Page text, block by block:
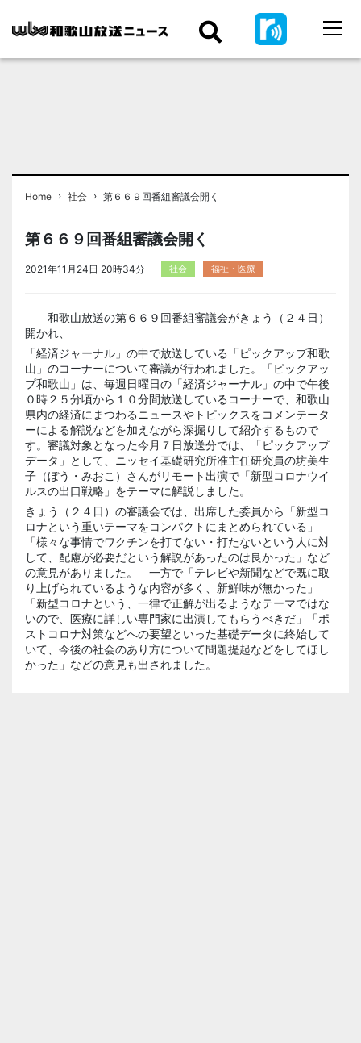
Home › 社会 › 第６６９回番組審議会開く
第６６９回番組審議会開く
2021年11月24日 20時34分 社会 福祉・医療
和歌山放送の第６６９回番組審議会がきょう（２４日）
開かれ、
「経済ジャーナル」の中で放送している「ピックアップ和歌
山」のコーナーについて審議が行われました。「ピックアッ
プ和歌山」は、毎週日曜日の「経済ジャーナル」の中で午後
０時２５分頃から１０分間放送しているコーナーで、和歌山
県内の経済にまつわるニュースやトピックスをコメンテータ
ーによる解説などを加えながら深掘りして紹介するもので
す。審議対象となった今月７日放送分では、「ピックアップ
データ」として、ニッセイ基礎研究所准主任研究員の坊美生
子（ぼう・みおこ）さんがリモート出演で「新型コロナウイ
ルスの出口戦略」をテーマに解説しました。
きょう（２４日）の審議会では、出席した委員から「新型コ
ロナという重いテーマをコンパクトにまとめられている」
「様々な事情でワクチンを打てない・打たないという人に対
して、配慮が必要だという解説があったのは良かった」など
の意見がありました。 一方で「テレビや新聞などで既に取
り上げられているような内容が多く、新鮮味が無かった」
「新型コロナという、一律で正解が出るようなテーマではな
いので、医療に詳しい専門家に出演してもらうべきだ」「ポ
ストコロナ対策などへの要望といった基礎データに終始して
いて、今後の社会のあり方について問題提起などをしてほし
かった」などの意見も出されました。